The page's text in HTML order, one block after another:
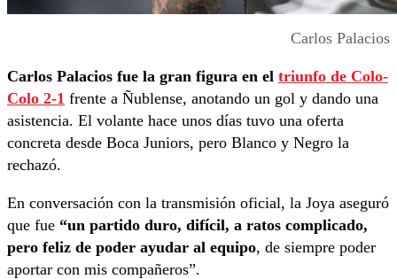
Carlos Palacios
Carlos Palacios fue la gran figura en el triunfo de Colo-
Colo 2-1 frente a Ñublense, anotando un gol y dando una
asistencia. El volante hace unos días tuvo una oferta
concreta desde Boca Juniors, pero Blanco y Negro la
rechazó.
En conversación con la transmisión oficial, la Joya aseguró
que fue “un partido duro, difícil, a ratos complicado,
pero feliz de poder ayudar al equipo, de siempre poder
aportar con mis compañeros”.